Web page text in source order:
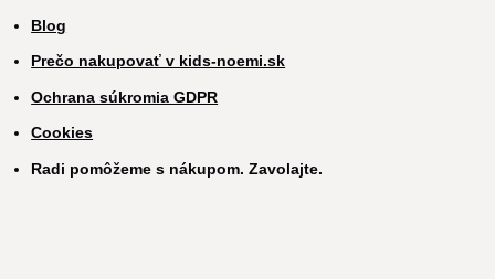
Blog
Prečo nakupovať v kids-noemi.sk
Ochrana súkromia GDPR
Cookies
Radi pomôžeme s nákupom. Zavolajte.